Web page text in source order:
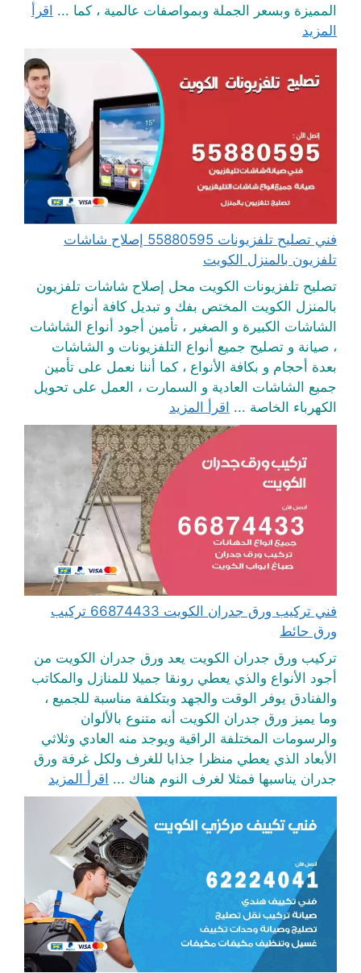
المميزة وبسعر الجملة وبمواصفات عالمية ، كما ... اقرأ
المزيد
فني تصليح تلفزيونات 55880595 إصلاح شاشات
تلفزيون بالمنزل الكويت
تصليح تلفزيونات الكويت محل إصلاح شاشات تلفزيون
بالمنزل الكويت المختص بفك و تبديل كافة أنواع
الشاشات الكبيرة و الصغير ، تأمين أجود أنواع الشاشات
، صيانة و تصليح جميع أنواع التلفزيونات و الشاشات
بعدة أحجام و بكافة الأنواع ، كما أننا نعمل على تأمين
جميع الشاشات العادية و السمارت ، العمل على تحويل
الكهرباء الخاصة ... اقرأ المزيد
فني تركيب ورق جدران الكويت 66874433 تركيب
ورق حائط
تركيب ورق جدران الكويت يعد ورق جدران الكويت من
أجود الأنواع والذي يعطي رونقا جميلا للمنازل والمكاتب
والفنادق يوفر الوقت والجهد وبتكلفة مناسبة للجميع ،
وما يميز ورق جدران الكويت أنه متنوع بالألوان
والرسومات المختلفة الراقية ويوجد منه العادي وثلاثي
الأبعاد الذي يعطي منظرا جذابا للغرف ولكل غرفة ورق
جدران يناسبها فمثلا لغرف النوم هناك ... اقرأ المزيد